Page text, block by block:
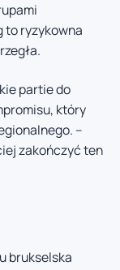
to ryzykowna
partie do
który
–
zakończyć ten
brukselska